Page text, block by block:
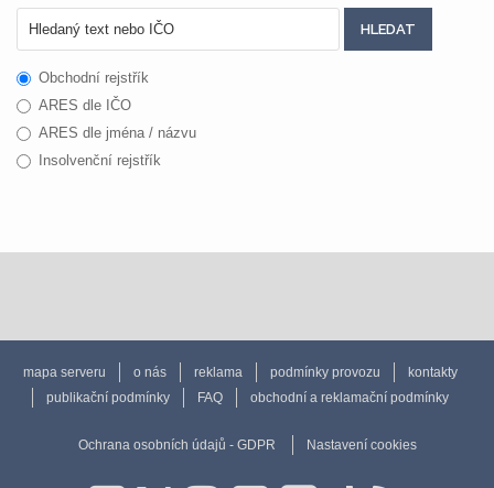
Obchodní rejstřík
ARES dle IČO
ARES dle jména / názvu
Insolvenční rejstřík
mapa serveru o nás reklama podmínky provozu
kontakty
publikační podmínky
FAQ obchodní a reklamační podmínky
Ochrana osobních údajů - GDPR Nastavení cookies